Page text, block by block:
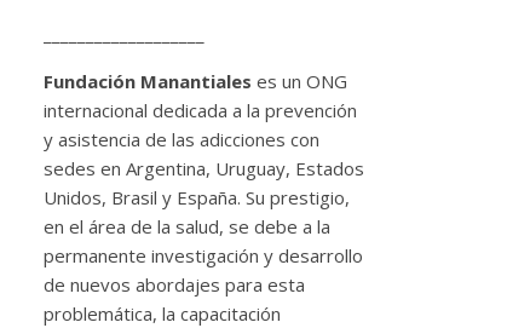
Fundación Manantiales es un ONG
internacional dedicada a la prevención
y asistencia de las adicciones con
sedes en Argentina, Uruguay, Estados
Unidos, Brasil y España. Su prestigio,
en el área de la salud, se debe a la
permanente investigación y desarrollo
de nuevos abordajes para esta
problemática, la capacitación